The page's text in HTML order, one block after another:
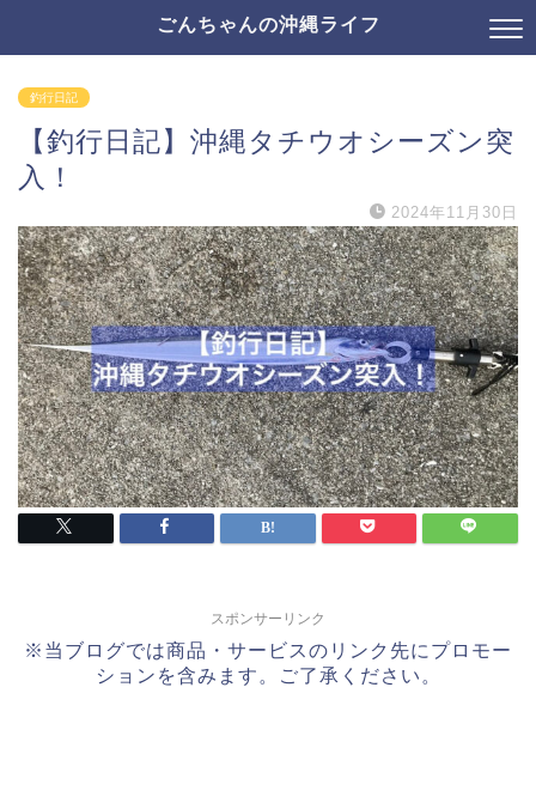
ごんちゃんの沖縄ライフ
釣行日記
【釣行日記】沖縄タチウオシーズン突
入！
2024年11月30日
スポンサーリンク
※当ブログでは商品・サービスのリンク先にプロモー
ションを含みます。ご了承ください。